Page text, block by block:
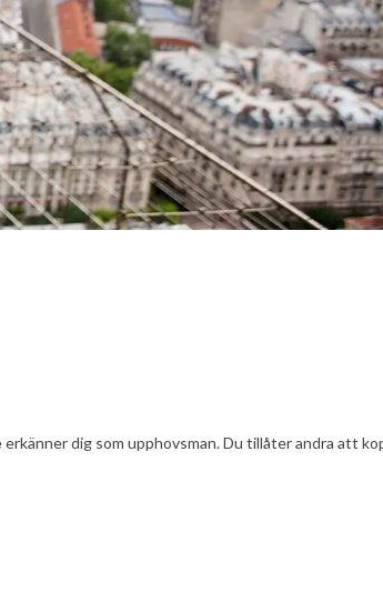
dig som upphovsman. Du tillåter andra att